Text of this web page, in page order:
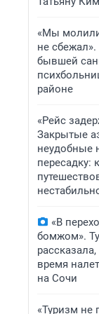
«Мы
не
бывшей
районе
«Рейс
Закрытые
неудобные
пересадку:
«В
бомжом».
время
на Сочи
«Туризм не